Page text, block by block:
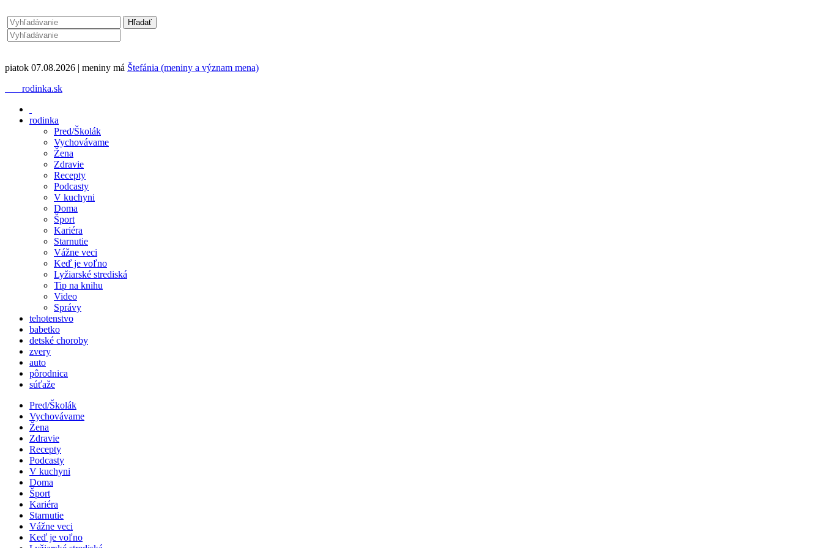
piatok 07.08.2026 | meniny má Štefánia (meniny a význam mena)
rodinka.sk
rodinka
Pred/Školák
Vychovávame
Žena
Zdravie
Recepty
Podcasty
V kuchyni
Doma
Šport
Kariéra
Starnutie
Vážne veci
Keď je voľno
Lyžiarské strediská
Tip na knihu
Video
Správy
tehotenstvo
babetko
detské choroby
zvery
auto
pôrodnica
súťaže
Pred/Školák
Vychovávame
Žena
Zdravie
Recepty
Podcasty
V kuchyni
Doma
Šport
Kariéra
Starnutie
Vážne veci
Keď je voľno